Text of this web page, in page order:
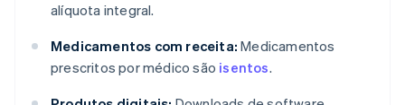
alíquota integral.
Medicamentos com receita: Medicamentos
prescritos por médico são isentos.